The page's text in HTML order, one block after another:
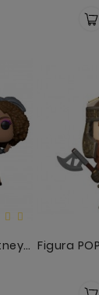
Figura POP Icons Whitney Houston